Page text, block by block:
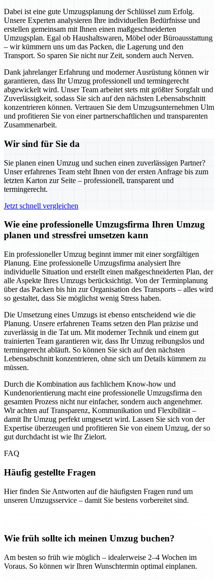
Dabei ist eine gute Umzugsplanung der Schlüssel zum Erfolg.
Unsere Experten analysieren Ihre individuellen Bedürfnisse und
erstellen gemeinsam mit Ihnen einen maßgeschneiderten
Umzugsplan. Egal ob Haushaltswaren, Möbel oder Büroausstattung
– wir kümmern uns um das Packen, die Lagerung und den
Transport. So sparen Sie nicht nur Zeit, sondern auch Nerven.
Dank jahrelanger Erfahrung und moderner Ausrüstung können wir
garantieren, dass Ihr Umzug professionell und termingerecht
abgewickelt wird. Unser Team arbeitet stets mit größter Sorgfalt und
Zuverlässigkeit, sodass Sie sich auf den nächsten Lebensabschnitt
konzentrieren können. Vertrauen Sie dem Umzugsunternehmen Ulm
und profitieren Sie von einer partnerschaftlichen und transparenten
Zusammenarbeit.
Wir sind für Sie da
Sie planen einen Umzug und suchen einen zuverlässigen Partner?
Unser erfahrenes Team steht Ihnen von der ersten Anfrage bis zum
letzten Karton zur Seite – professionell, transparent und
termingerecht.
Jetzt schnell vergleichen
Wie eine professionelle Umzugsfirma Ihren Umzug
planen und stressfrei umsetzen kann
Ein professioneller Umzug beginnt immer mit einer sorgfältigen
Planung. Eine professionelle Umzugsfirma analysiert Ihre
individuelle Situation und erstellt einen maßgeschneiderten Plan, der
alle Aspekte Ihres Umzugs berücksichtigt. Von der Terminplanung
über das Packen bis hin zur Organisation des Transports – alles wird
so gestaltet, dass Sie möglichst wenig Stress haben.
Die Umsetzung eines Umzugs ist ebenso entscheidend wie die
Planung. Unsere erfahrenen Teams setzen den Plan präzise und
zuverlässig in die Tat um. Mit moderner Technik und einem gut
trainierten Team garantieren wir, dass Ihr Umzug reibungslos und
termingerecht abläuft. So können Sie sich auf den nächsten
Lebensabschnitt konzentrieren, ohne sich um Details kümmern zu
müssen.
Durch die Kombination aus fachlichem Know-how und
Kundenorientierung macht eine professionelle Umzugsfirma den
gesamten Prozess nicht nur einfacher, sondern auch angenehmer.
Wir achten auf Transparenz, Kommunikation und Flexibilität –
damit Ihr Umzug perfekt umgesetzt wird. Lassen Sie sich von der
Expertise überzeugen und profitieren Sie von einem Umzug, der so
gut durchdacht ist wie Ihr Zielort.
FAQ
Häufig gestellte Fragen
Hier finden Sie Antworten auf die häufigsten Fragen rund um
unseren Umzugsservice – damit Sie bestens vorbereitet sind.
Wie früh sollte ich meinen Umzug buchen?
Am besten so früh wie möglich – idealerweise 2–4 Wochen im
Voraus. So können wir Ihren Wunschtermin optimal einplanen.